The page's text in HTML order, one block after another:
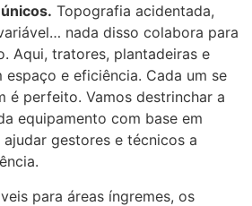
Topografia acidentada,
nada disso colabora para
Aqui, tratores, plantadeiras e
espaço e eficiência. Cada um se
é perfeito. Vamos destrinchar a
equipamento com base em
gestores e técnicos a
para áreas íngremes, os